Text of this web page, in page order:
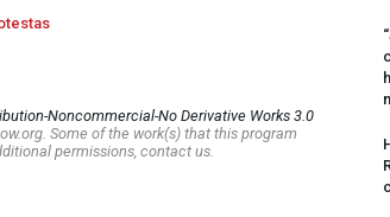
Noncommercial-No Derivative Works 3.0
Some of the work(s) that this program
permissions, contact us.